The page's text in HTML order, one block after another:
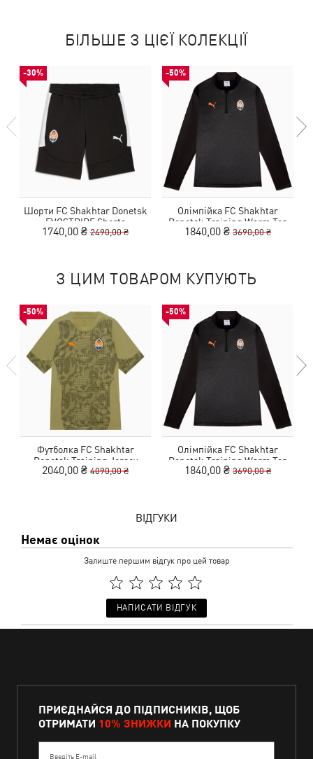
БІЛЬШЕ З ЦІЄЇ КОЛЕКЦІЇ
-30%
Шорти FC Shakhtar Donetsk
EVOSTRIPE Shorts
1740,00 ₴ 2490,00 ₴
-50%
Олімпійка FC Shakhtar
Donetsk Training Warm Top
1840,00 ₴ 3690,00 ₴
З ЦИМ ТОВАРОМ КУПУЮТЬ
-50%
Футболка FC Shakhtar
Donetsk Training Jersey
2040,00 ₴ 4090,00 ₴
-50%
Олімпійка FC Shakhtar
Donetsk Training Warm Top
1840,00 ₴ 3690,00 ₴
ВІДГУКИ
Немає оцінок
Залиште першим відгук про цей товар
НАПИСАТИ ВІДГУК
ПРИЄДНАЙСЯ ДО ПІДПИСНИКІВ, ЩОБ
ОТРИМАТИ 10% ЗНИЖКИ НА ПОКУПКУ
Введіть E-mail